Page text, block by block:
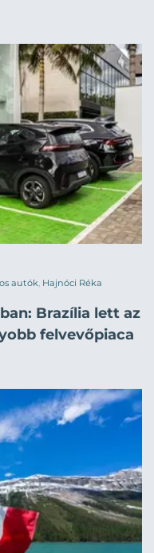
autók, Hajnóci Réka
Brazília lett az
felvevőpiaca